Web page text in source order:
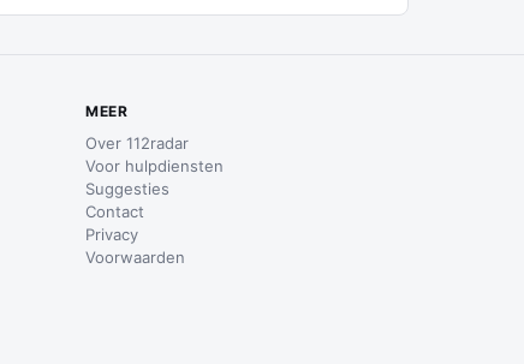
MEER
Over 112radar
Voor hulpdiensten
Suggesties
Contact
Privacy
Voorwaarden